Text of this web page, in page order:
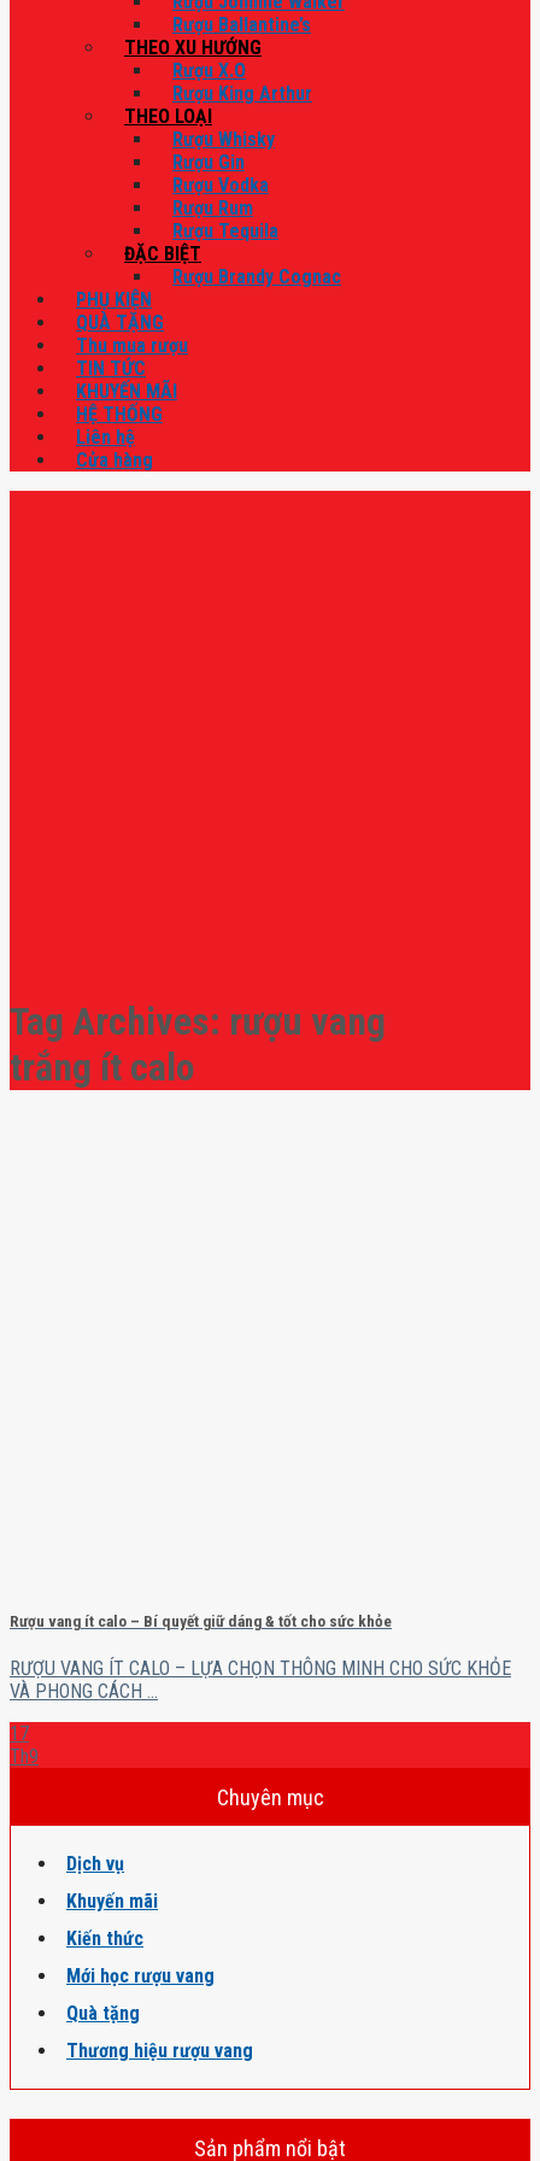
Rượu Ballantine’s
THEO XU HƯỚNG
Rượu X.O
Rượu King Arthur
THEO LOẠI
Rượu Whisky
Rượu Gin
Rượu Vodka
Rượu Rum
Rượu Tequila
ĐẶC BIỆT
Rượu Brandy Cognac
PHỤ KIỆN
QUÀ TẶNG
Thu mua rượu
TIN TỨC
KHUYẾN MÃI
HỆ THỐNG
Liên hệ
Cửa hàng
Tag Archives: rượu vang
trắng ít calo
Rượu vang ít calo – Bí quyết giữ dáng & tốt cho sức khỏe
RƯỢU VANG ÍT CALO – LỰA CHỌN THÔNG MINH CHO SỨC KHỎE
VÀ PHONG CÁCH ...
17
Th9
Chuyên mục
Dịch vụ
Khuyến mãi
Kiến thức
Mới học rượu vang
Quà tặng
Thương hiệu rượu vang
Sản phẩm nổi bật